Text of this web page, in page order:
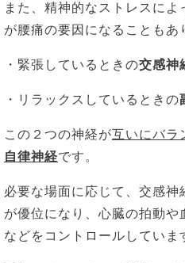
また、精神的なストレスによ
が腰痛の要因になることもあ
・緊張しているときの交感神
・リラックスしているときの
この２つの神経が互いにバラ
自律神経です。
必要な場面に応じて、交感
が優位になり、心臓の拍動や
などをコントロールしていま